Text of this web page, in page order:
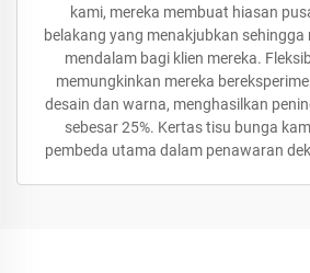
kami, mereka membuat hiasan
belakang yang menakjubkan
mendalam bagi klien mereka.
memungkinkan mereka
desain dan warna, menghasilkan
sebesar 25%. Kertas tisu bunga
pembeda utama dalam penawaran